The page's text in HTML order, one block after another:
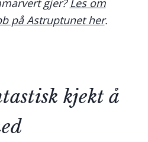
gjer?Les om
på Astruptunet her.
kjekt å